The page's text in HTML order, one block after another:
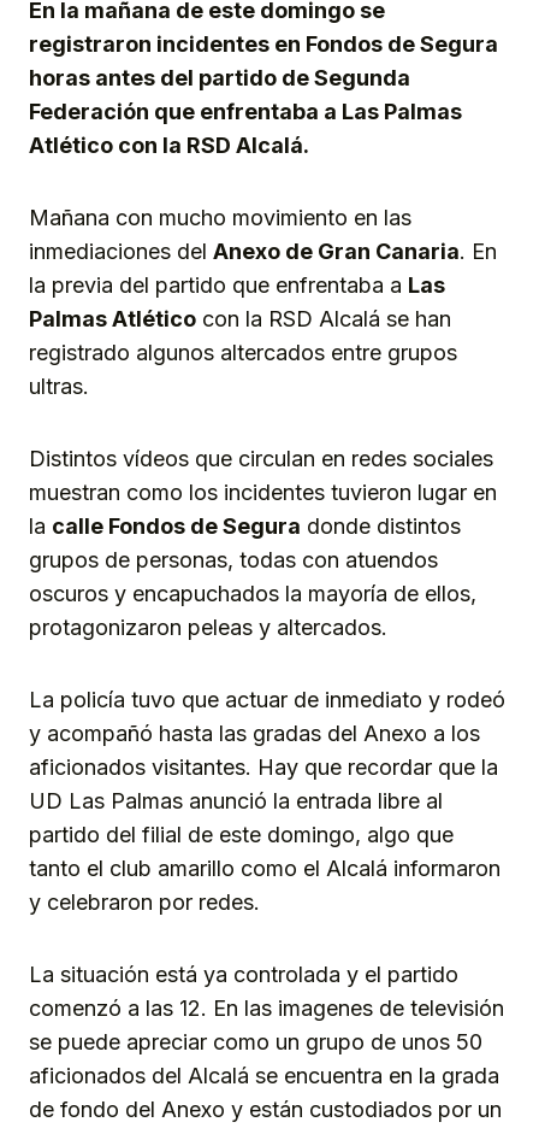
En la mañana de este domingo se
registraron incidentes en Fondos de Segura
horas antes del partido de Segunda
Federación que enfrentaba a Las Palmas
Atlético con la RSD Alcalá.
Mañana con mucho movimiento en las
inmediaciones del Anexo de Gran Canaria. En
la previa del partido que enfrentaba a Las
Palmas Atlético con la RSD Alcalá se han
registrado algunos altercados entre grupos
ultras.
Distintos vídeos que circulan en redes sociales
muestran como los incidentes tuvieron lugar en
la calle Fondos de Segura donde distintos
grupos de personas, todas con atuendos
oscuros y encapuchados la mayoría de ellos,
protagonizaron peleas y altercados.
La policía tuvo que actuar de inmediato y rodeó
y acompañó hasta las gradas del Anexo a los
aficionados visitantes. Hay que recordar que la
UD Las Palmas anunció la entrada libre al
partido del filial de este domingo, algo que
tanto el club amarillo como el Alcalá informaron
y celebraron por redes.
La situación está ya controlada y el partido
comenzó a las 12. En las imagenes de televisión
se puede apreciar como un grupo de unos 50
aficionados del Alcalá se encuentra en la grada
de fondo del Anexo y están custodiados por un